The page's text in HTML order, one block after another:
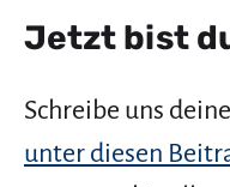
Jetzt bist
Schreibe uns
unter diesen